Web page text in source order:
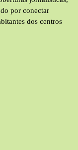
por conectar
dos centros